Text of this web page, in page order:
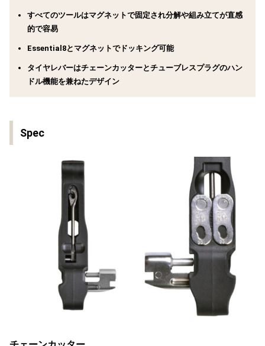
すべてのツールはマグネットで固定され分解や組み立てが直感
的で容易
Essential8とマグネットでドッキング可能
タイヤレバーはチェーンカッターとチューブレスプラグのハン
ドル機能を兼ねたデザイン
Spec